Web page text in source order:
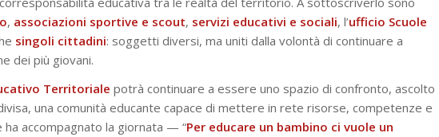
, associazioni sportive e scout, servizi educativi e sociali, l’ufficio Scuole
singoli cittadini: soggetti diversi, ma uniti dalla volontà di continuare a
dei più giovani.
Territoriale potrà continuare a essere uno spazio di confronto, ascolto
una comunità educante capace di mettere in rete risorse, competenze e
ha accompagnato la giornata — “Per educare un bambino ci vuole un